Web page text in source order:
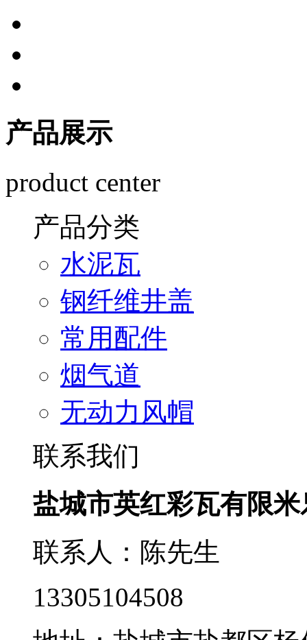
产品展示
product center
产品分类
水泥瓦
钢纤维井盖
常用配件
烟气道
无动力风帽
联系我们
盐城市英红彩瓦有限
联系人：陈先生
13305104508